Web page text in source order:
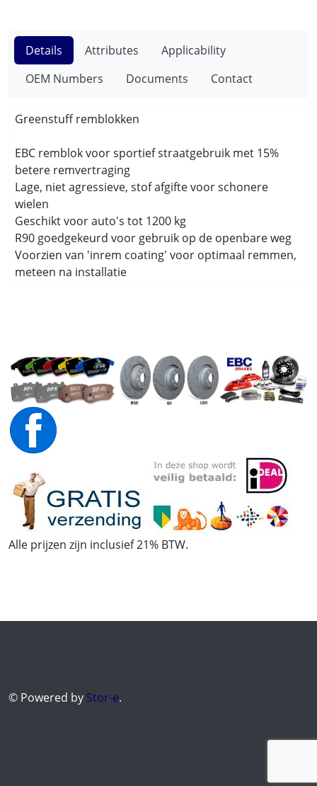
Details Attributes
Applicability
OEM Numbers
Documents Contact
Greenstuff remblokken
EBC remblok voor sportief straatgebruik met 15%
betere remvertraging
Lage, niet agressieve, stof afgifte voor schonere
wielen
Geschikt voor auto's tot 1200 kg
R90 goedgekeurd voor gebruik op de openbare weg
Voorzien van 'inrem coating' voor optimaal remmen,
meteen na installatie
Alle prijzen zijn inclusief 21% BTW.
© Powered by Stor-e.